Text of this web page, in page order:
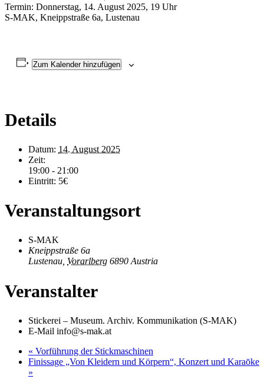
Termin: Donnerstag, 14. August 2025, 19 Uhr
S‑MAK, Kneippstraße 6a, Lustenau
Zum Kalender hinzufügen
Details
Datum: 14. August 2025
Zeit:
19:00 - 21:00
Eintritt: 5€
Veranstaltungsort
S‑MAK
Kneippstraße 6a
Lustenau Vorarlberg 6890 Austria
Veranstalter
Stickerei – Museum. Archiv. Kommunikation (S‑MAK)
E-Mail info@s-mak.at
« Vorführung der Stickmaschinen
Finissage „Von Kleidern und Körpern“, Konzert und Karaōke
»